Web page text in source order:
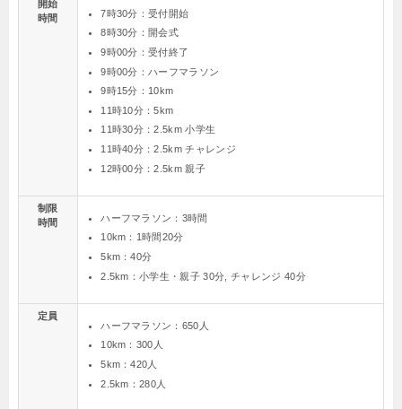
開始
時間
7時30分：受付開始
8時30分：開会式
9時00分：受付終了
9時00分：ハーフマラソン
9時15分：10km
11時10分：5km
11時30分：2.5km 小学生
11時40分：2.5km チャレンジ
12時00分：2.5km 親子
制限
時間
ハーフマラソン：3時間
10km：1時間20分
5km：40分
2.5km：小学生・親子 30分, チャレンジ 40分
定員
ハーフマラソン：650人
10km：300人
5km：420人
2.5km：280人